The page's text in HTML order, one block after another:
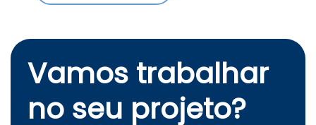
futuro brilhante os aguarda!!! Parabéns! :D
Vamos trabalhar
no seu projeto?